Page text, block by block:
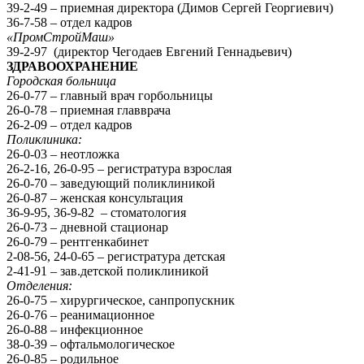
39-2-49 – приемная директора (Димов Сергей Георгиевич)
36-7-58 – отдел кадров
«ПромСтройМаш»
39-2-97 (директор Чегодаев Евгений Геннадьевич)
ЗДРАВООХРАНЕНИЕ
Городская больница
26-0-77 – главный врач горбольницы
26-0-78 – приемная главврача
26-2-09 – отдел кадров
Поликлиника:
26-0-03 – неотложка
26-2-16, 26-0-95 – регистратура взрослая
26-0-70 – заведующий поликлиникой
26-0-87 – женская консультация
36-9-95, 36-9-82 – стоматология
26-0-73 – дневной стационар
26-0-79 – рентгенкабинет
2-08-56, 24-0-65 – регистратура детская
2-41-91 – зав.детской поликлиникой
Отделения:
26-0-75 – хирургическое, санпропускник
26-0-76 – реанимационное
26-0-88 – инфекционное
38-0-39 – офтальмологическое
26-0-85 – родильное